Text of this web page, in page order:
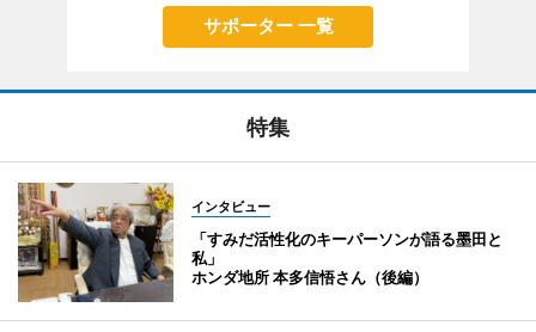
サポーター 一覧
特集
インタビュー
「すみだ活性化のキーパーソンが語る墨田と
私」
ホンダ地所 本多信悟さん（後編）